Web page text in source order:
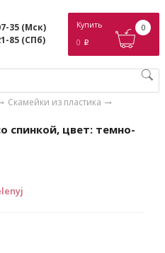
35 (Мск)
85 (СПб)
Купить
0 p
0
Скамейки из пластика
спинкой, цвет: темно-